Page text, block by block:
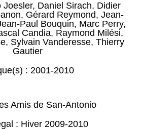
Joesler, Daniel Sirach, Didier
, Gérard Reymond, Jean-
Paul Bouquin, Marc Perry,
Candia, Raymond Milési,
, Sylvain Vanderesse, Thierry
Gautier
: 2001-2010
Amis de San-Antonio
: Hiver 2009-2010